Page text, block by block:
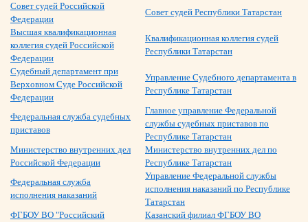
Совет судей Российской
Федерации
Совет судей Республики Татарстан
Высшая квалификационная
коллегия судей Российской
Федерации
Квалификационная коллегия судей
Республики Татарстан
Судебный департамент при
Верховном Суде Российской
Федерации
Управление Судебного департамента в
Республике Татарстан
Федеральная служба судебных
приставов
Главное управление Федеральной
службы судебных приставов по
Республике Татарстан
Министерство внутренних дел
Российской Федерации
Министерство внутренних дел по
Республике Татарстан
Федеральная служба
исполнения наказаний
Управление Федеральной службы
исполнения наказаний по Республике
Татарстан
ФГБОУ ВО "Российский
Казанский филиал ФГБОУ ВО